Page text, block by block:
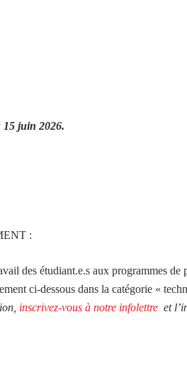
15 juin 2026.
:
des étudiant.e.s aux programmes
ci-dessous dans la catégorie «
inscrivez-vous à notre infolettre et